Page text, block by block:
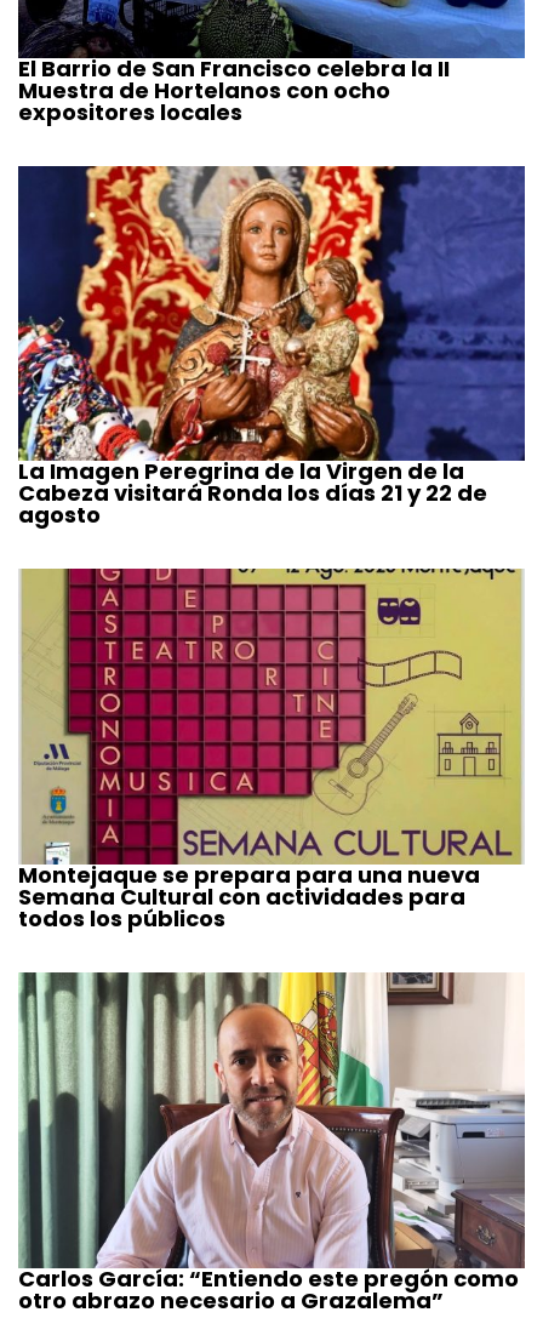
El Barrio de San Francisco celebra la II
Muestra de Hortelanos con ocho
expositores locales
La Imagen Peregrina de la Virgen de la
Cabeza visitará Ronda los días 21 y 22 de
agosto
Montejaque se prepara para una nueva
Semana Cultural con actividades para
todos los públicos
Carlos García: “Entiendo este pregón como
otro abrazo necesario a Grazalema”